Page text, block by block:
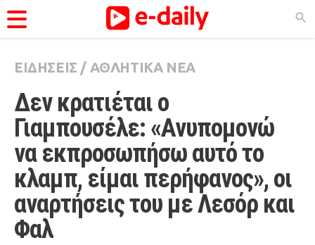
ΚΑΤΗΓΟΡΊΕΣ
Ειδήσεις
Θέματα
Videos
Podcasts
Viral
Life
ΕΙΔΗΣΕΙΣ / ΑΘΛΗΤΙΚΑ ΝΕΑ
Δεν κρατιέται ο
Γιαμπουσέλε: «Ανυπομονώ
να εκπροσωπήσω αυτό το
κλαμπ, είμαι περήφανος», οι
αναρτήσεις του με Λεσόρ και
Φαλ